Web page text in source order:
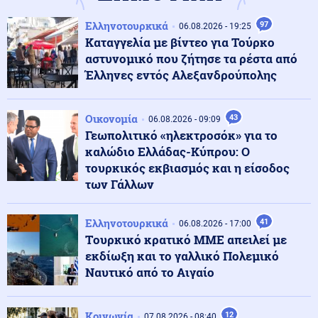
Κόσμος 07.08.2026 - 22:52
Αραγτσί: Εξήρε τις ιρανικές ένοπλες δυνάμεις και
κάλεσε σε ενότητα τις μουσουλμανικές χώρες
Ακτιβίστριες ζητούν την ακύρωση των συναυλιών του
Τζάρεντ Λέτο στο Ηνωμένο Βασίλειο, μετά τις
κατηγορίες για σεξουαλική κακοποίηση
Ένοπλες Συρράξεις 07.08.2026 - 22:37
Δύο νεκροί και έξι τραυματίες από ρωσικές επιθέσεις
σε πέντε περιοχές της Ουκρανίας
Κοινωνία 07.08.2026 - 22:23
Πυρκαγιά σε ισόγειο κατάστημα στο Παλαιό Φάληρο
Ελληνοτουρκικά 06.08.2026 - 19:25 97
Καταγγελία με βίντεο για Τούρκο
αστυνομικό που ζήτησε τα ρέστα από
Έλληνες εντός Αλεξανδρούπολης
Οικονομία 06.08.2026 - 09:09 43
Γεωπολιτικό «ηλεκτροσόκ» για το
καλώδιο Ελλάδας-Κύπρου: Ο
τουρκικός εκβιασμός και η είσοδος
των Γάλλων
Ελληνοτουρκικά 06.08.2026 - 17:00 41
Tουρκικό κρατικό ΜΜΕ απειλεί με
εκδίωξη και το γαλλικό Πολεμικό
Ναυτικό από το Αιγαίο
12